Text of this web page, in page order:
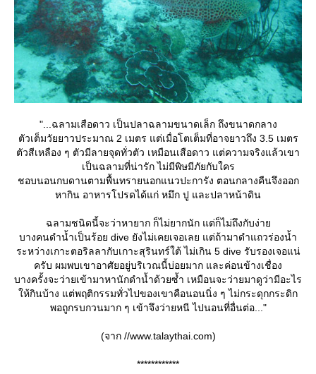
"...ฉลามเสือดาว เป็นปลาฉลามขนาดเล็ก ถึงขนาดกลาง
ตัวเต็มวัยยาวประมาณ 2 เมตร แต่เมื่อโตเต็มที่อาจยาวถึง 3.5 เมตร
ตัวสีเหลือง ๆ ตัวมีลายจุดทั่วตัว เหมือนเสือดาว แต่ความจริงแล้วเขา
เป็นฉลามที่น่ารัก ไม่มีพิษมีภัยกับใคร
ชอบนอนกบดานตามพื้นทรายนอกแนวปะการัง ตอนกลางคืนจึงออก
หากิน อาหารโปรดได้แก่ หมึก ปู และปลาหน้าดิน
ฉลามชนิดนี้จะว่าหายาก ก็ไม่ยากนัก แต่ก็ไม่ถึงกับง่า
บางคนดำน้ำเป็นร้อย dive ยังไม่เคยเจอเลย แต่ถ้ามาดำแถวร่องน้ำ
ระหว่างเกาะตอริลลากับเกาะสุรินทร์ใต้ ไม่เกิน 5 dive รับรองเจอแน่
ครับ ผมพบเขาอาศัยอยู่บริเวณนี้บ่อยมาก และค่อนข้างเชื่อง
บางครั้งจะว่ายเข้ามาหานักดำน้ำด้วยซ้ำ เหมือนจะว่ายมาดูว่ามีอะไร
ห้กินบ้าง แต่พฤติกรรมทั่วไปของเขาคือนอนนิ่ง ๆ ไม่กระดุกกระดิก
พอถูกรบกวนมาก ๆ เข้าจึงว่ายหนี ไปนอนที่อื่นต่อ..."
(จาก //www.talaythai.com)
************